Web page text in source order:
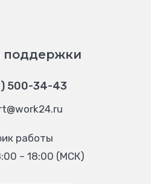
поддержки
500-34-43
работы
– 18:00 (МСК)